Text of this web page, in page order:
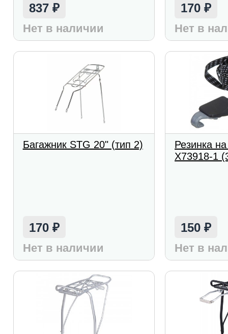
837 ₽
Нет в наличии
170₽
Нет в
Багажник STG 20" (тип 2)
170 ₽
Нет в наличии
Резинка
X73918-1
150₽
Нет в